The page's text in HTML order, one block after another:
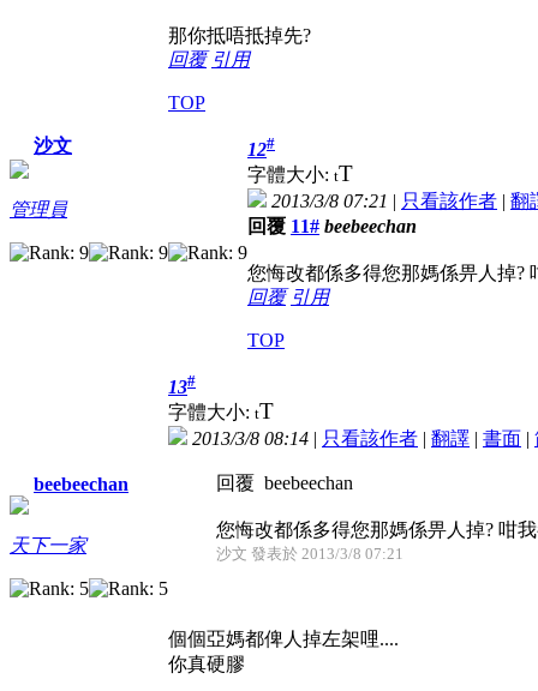
那你抵唔抵掉先?
回覆 引用
TOP
沙文
管理員
12#
字體大小: tT
2013/3/8 07:21 | 只看該作者 | 翻
回覆 11# beebeechan
您悔改都係多得您那媽係畀人掉?
回覆 引用
TOP
beebeechan
天下一家
13#
字體大小: tT
2013/3/8 08:14 | 只看該作者 | 翻譯 | 書面 |
回覆 beebeechan
您悔改都係多得您那媽係畀人掉? 咁
沙文 發表於 2013/3/8 07:21
個個亞媽都俾人掉左架哩....
你真硬膠